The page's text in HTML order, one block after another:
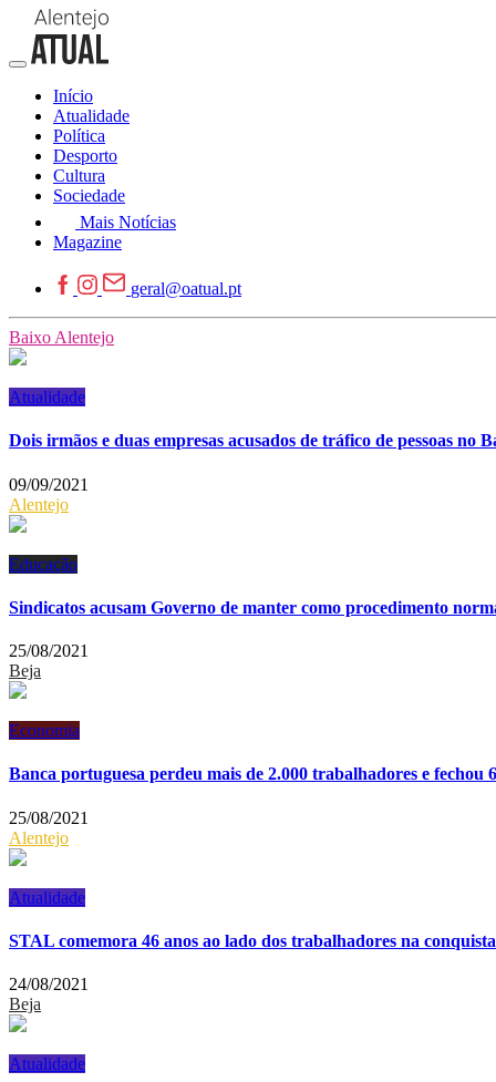
Início
Atualidade
Política
Desporto
Cultura
Sociedade
Mais Notícias
Magazine
geral@oatual.pt
Baixo Alentejo
Atualidade
Dois irmãos e duas empresas acusados de tráfico de pessoas no
09/09/2021
Alentejo
Educação
Sindicatos acusam Governo de manter como procedimento
25/08/2021
Beja
Economia
Banca portuguesa perdeu mais de 2.000 trabalhadores e fechou
25/08/2021
Alentejo
Atualidade
STAL comemora 46 anos ao lado dos trabalhadores na
24/08/2021
Beja
Atualidade